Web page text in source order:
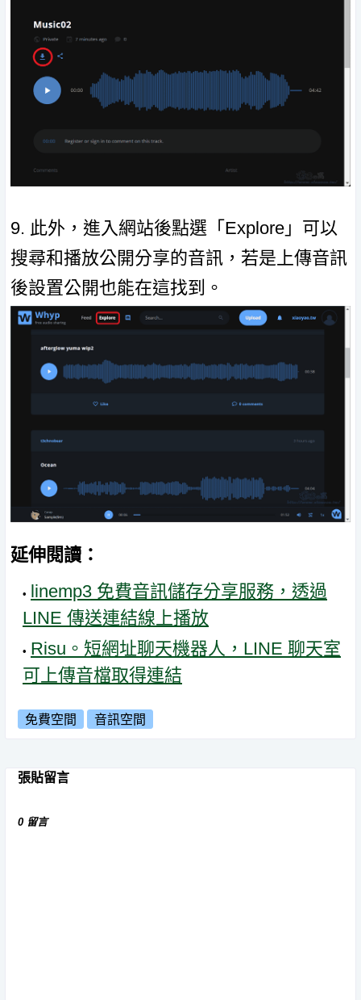
9. 此外，進入網站後點選「Explore」可以
搜尋和播放公開分享的音訊，若是上傳音訊
後設置公開也能在這找到。
延伸閱讀：
linemp3 免費音訊儲存分享服務，透過
LINE 傳送連結線上播放
Risu。短網址聊天機器人，LINE 聊天室
可上傳音檔取得連結
免費空間 音訊空間
張貼留言
0 留言